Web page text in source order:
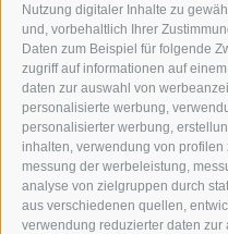
Nutzung digitaler Inhalte zu
und, vorbehaltlich Ihrer
Daten zum Beispiel für folgende
zugriff auf informationen auf
daten zur auswahl von
personalisierte werbung,
personalisierter werbung,
inhalten, verwendung von
messung der werbeleistung,
analyse von zielgruppen durch
aus verschiedenen quellen,
verwendung reduzierter daten
DER ERKER
NEUSTADT 20A
I-39049 STERZING
TEL.: +39 0472 766876
GRAFIK@DERERKER.IT
INFO@DERERKER.IT
DER ERKER